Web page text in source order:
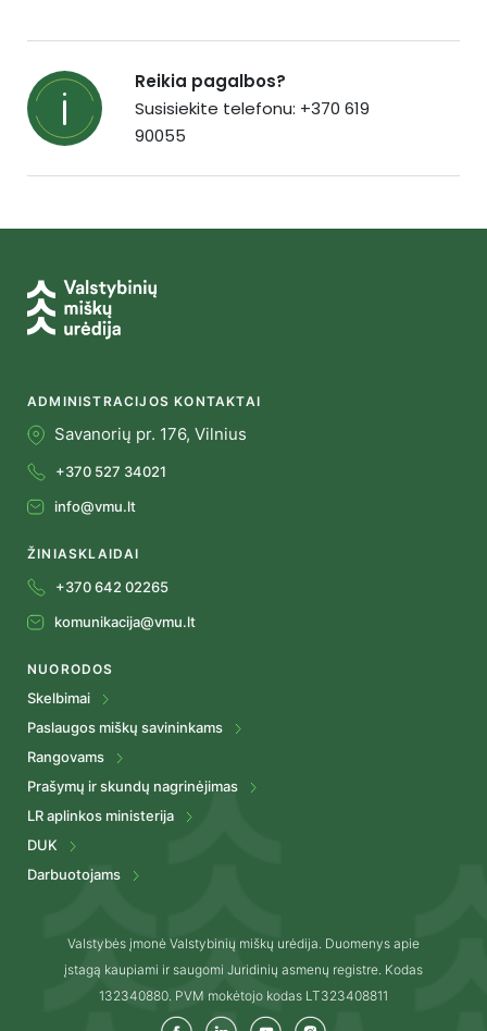
Reikia pagalbos?
Susisiekite telefonu: +370 619
90055
ADMINISTRACIJOS KONTAKTAI
Savanorių pr. 176, Vilnius
+370 527 34021
info@vmu.lt
ŽINIASKLAIDAI
+370 642 02265
komunikacija@vmu.lt
NUORODOS
Skelbimai
Paslaugos miškų savininkams
Rangovams
Prašymų ir skundų nagrinėjimas
LR aplinkos ministerija
DUK
Darbuotojams
Valstybės įmonė Valstybinių miškų urėdija. Duomenys apie
įstagą kaupiami ir saugomi Juridinių asmenų registre. Kodas
132340880. PVM mokėtojo kodas LT323408811